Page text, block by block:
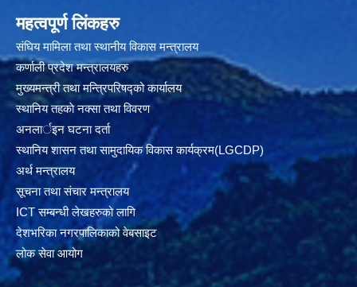
महत्वपूर्ण लिंकहरु
संघिय मामिला तथा स्थानीय विकास मन्त्रालय
कर्णाली प्रदेश मन्त्रालयहरु
मुख्यमन्त्री तथा मन्त्रिपरिषद्को कार्यालय
स्थानिय तहकाे नक्सा तथा विवरण
अनलार्इन घटना दर्ता
स्थानिय शासन तथा सामुदायिक विकास कार्यक्रम(LGCDP)
अर्थ मन्त्रालय
सूचना तथा संचार मन्त्रालय
ICT सम्बन्धी लेखहरुको लागि
देशभरिका नगरपालिकाको वेबसाइट
लोक सेवा आयोग